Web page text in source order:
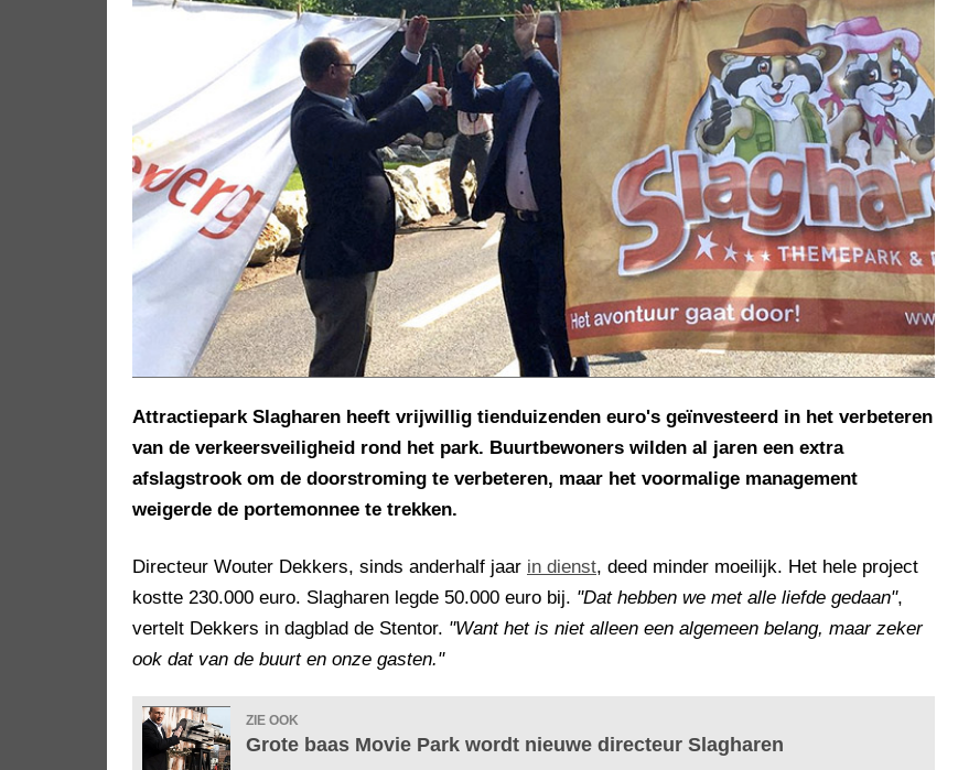
Attractiepark Slagharen heeft vrijwillig tienduizenden euro's geïnvesteerd in het verbeteren
van de verkeersveiligheid rond het park. Buurtbewoners wilden al jaren een extra
afslagstrook om de doorstroming te verbeteren, maar het voormalige management
weigerde de portemonnee te trekken.
Directeur Wouter Dekkers, sinds anderhalf jaar in dienst, deed minder moeilijk. Het hele project
kostte 230.000 euro. Slagharen legde 50.000 euro bij. "Dat hebben we met alle liefde gedaan",
vertelt Dekkers in dagblad de Stentor. "Want het is niet alleen een algemeen belang, maar zeker
ook dat van de buurt en onze gasten."
ZIE OOK
Grote baas Movie Park wordt nieuwe directeur Slagharen